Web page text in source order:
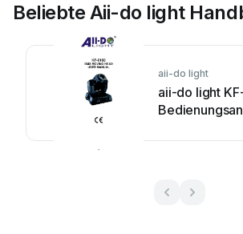
Beliebte Aii-do light
aii-do light
aii-do light